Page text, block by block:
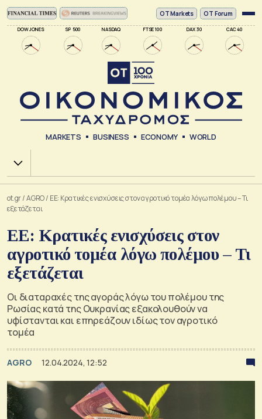
DOW JONES SP 500 NASDAQ FTSE 100 DAX 30 CAC 40
ΟΤ Markets OT Forum
MARKETS BUSINESS ECONOMY WORLD
Χ.Α.
ot.gr/AGRO/ ΕΕ: Κρατικές ενισχύσεις στον αγροτικό τομέα λόγω πολέμου – Τι
εξετάζεται
ΕΕ: Κρατικές ενισχύσεις στον
αγροτικό τομέα λόγω πολέμου – Τι
εξετάζεται
Οι διαταραχές της αγοράς λόγω του πολέμου της
Ρωσίας κατά της Ουκρανίας εξακολουθούν να
υφίστανται και επηρεάζουν ιδίως τον αγροτικό
τομέα
AGRO 12.04.2024, 12:52